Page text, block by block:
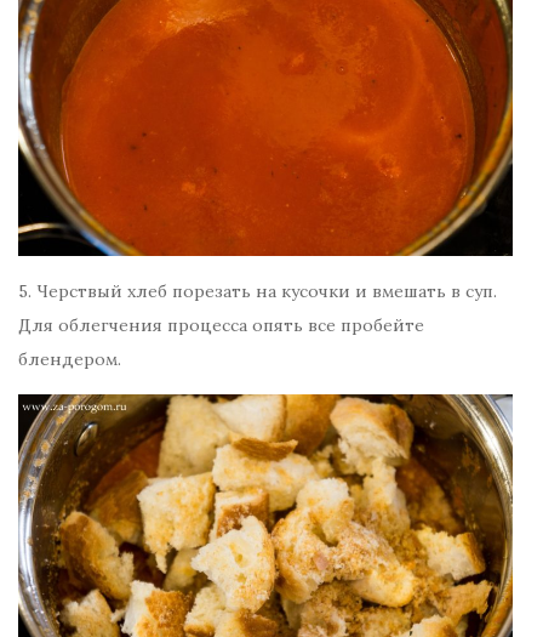
5. Черствый хлеб порезать на кусочки и вмешать в суп.
Для облегчения процесса опять все пробейте
блендером.